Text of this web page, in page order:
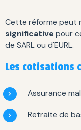
Cette réforme peut
significative pour
de SARL ou d'EURL.
Les cotisations
Assurance
Retraite de